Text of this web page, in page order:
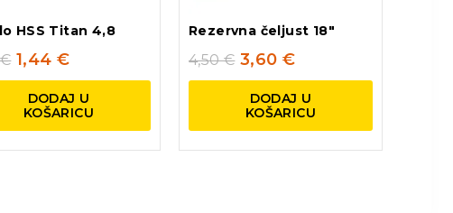
HSS Titan 4,8
€ 1,44 €
DODAJ U
KOŠARICU
Rezervna čeljust 18″
4,50€ 3,60 €
DODAJ U
KOŠARICU